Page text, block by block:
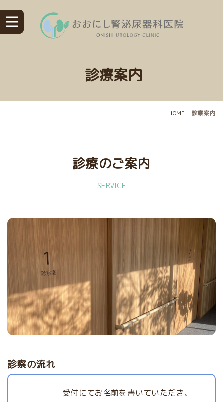
診療案内
HOME | 診療案内
診療のご案内
SERVICE
診察の流れ
受付にてお名前を書いていただき、